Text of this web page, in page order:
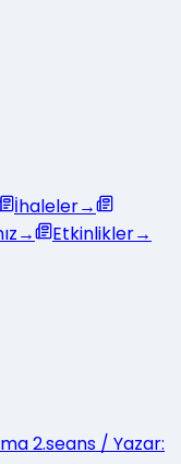
İhaleler→
→ Etkinlikler→
2.seans / Yazar: